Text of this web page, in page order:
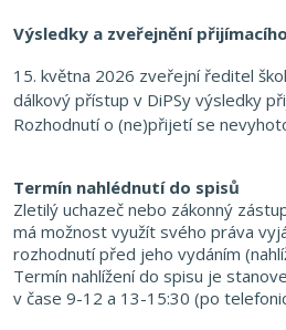
Výsledky a zveřejnění
15. května 2026 zveřejní ředitel
dálkový přístup v DiPSy výsledky
Rozhodnutí o (ne)přijetí se
Termín nahlédnutí do spisů
Zletilý uchazeč nebo zákonný
má možnost využít svého práva
rozhodnutí před jeho vydáním
Termín nahlížení do spisu je
v čase 9-12 a 13-15:30 (po